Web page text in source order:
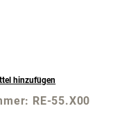
hinzufügen
RE-55.X00